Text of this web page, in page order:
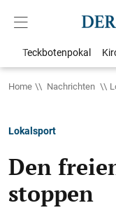
Teckbotenpokal
Home Nachrichten
Lokalsport
Den
stoppen